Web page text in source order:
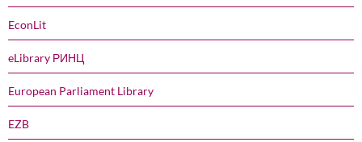
EconLit
eLibrary РИНЦ
European Parliament Library
EZB